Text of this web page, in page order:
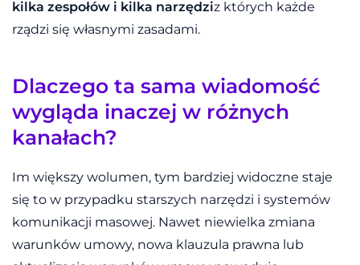
kilka zespołów i kilka narzędziz których każde
rządzi się własnymi zasadami.
Dlaczego ta sama wiadomość
wygląda inaczej w różnych
kanałach?
Im większy wolumen, tym bardziej widoczne staje
się to w przypadku starszych narzędzi i systemów
komunikacji masowej. Nawet niewielka zmiana
warunków umowy, nowa klauzula prawna lub